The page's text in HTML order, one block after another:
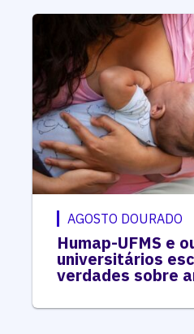
AGOSTO DOURADO
Humap-UFMS e
universitários
verdades sobre